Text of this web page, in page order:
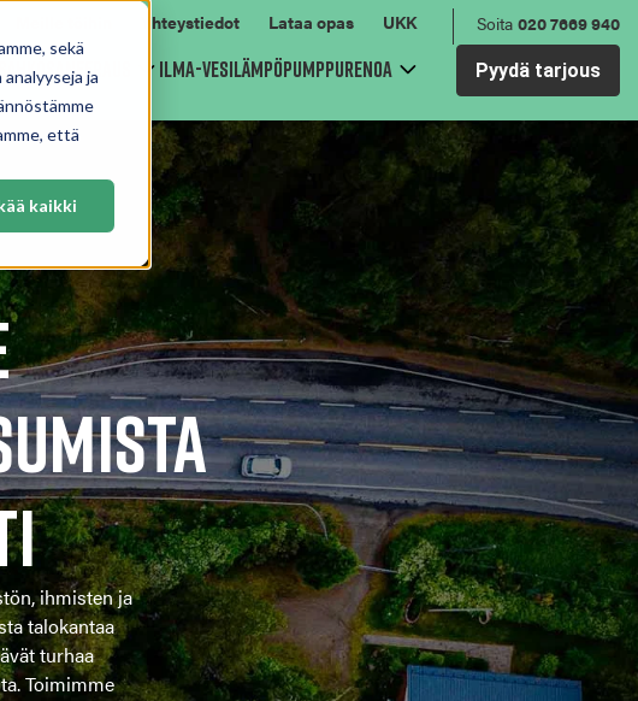
sekä
ja
että
kaikki
Yhteystiedot Lataa opas UKK Soita 020 7669 940
submenu for Viemärin sukitus
Show submenu for Sähkösaneeraus
Ilma-vesilämpöpumppuRenoa Show submenu for Renoa
Pyydä tarjous
ihmisten ja
talokantaa
turhaa
Toimimme